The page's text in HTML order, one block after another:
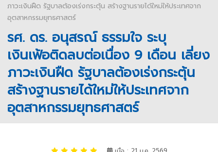
ภาวะเงินฝืด รัฐบาลต้องเร่งกระตุ้น สร้างฐานรายได้ใหม่ให้ประเทศจาก
อุตสาหกรรมยุทธศาสตร์
รศ. ดร. อนุสรณ์ ธรรมใจ ระบุ
เงินเฟ้อติดลบต่อเนื่อง 9 เดือน เลี่ยง
ภาวะเงินฝืด รัฐบาลต้องเร่งกระตุ้น
สร้างฐานรายได้ใหม่ให้ประเทศจาก
อุตสาหกรรมยุทธศาสตร์